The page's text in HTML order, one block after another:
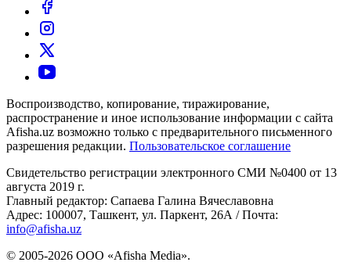
Воспроизводство, копирование, тиражирование,
распространение и иное использование информации с сайта
Afisha.uz возможно только с предварительного письменного
разрешения редакции. Пользовательское соглашение
Свидетельство регистрации электронного СМИ №0400 от 13
августа 2019 г.
Главный редактор: Сапаева Галина Вячеславовна
Адрес: 100007, Ташкент, ул. Паркент, 26А / Почта:
info@afisha.uz
© 2005-2026 ООО «Afisha Media».